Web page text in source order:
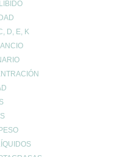
D, E, K las
CB